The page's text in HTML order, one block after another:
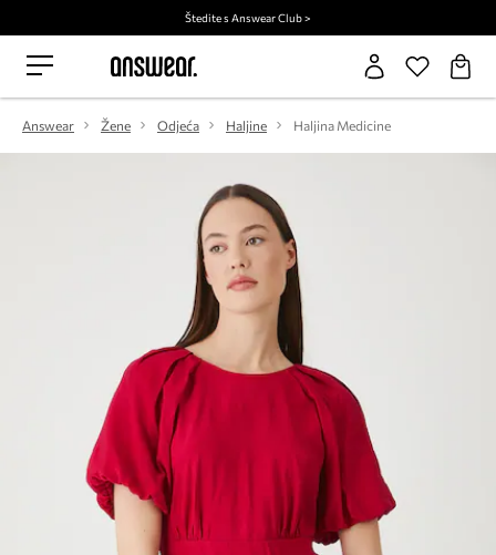
Štedite s Answear Club >
Answear Žene Odjeća Haljine Haljina Medicine